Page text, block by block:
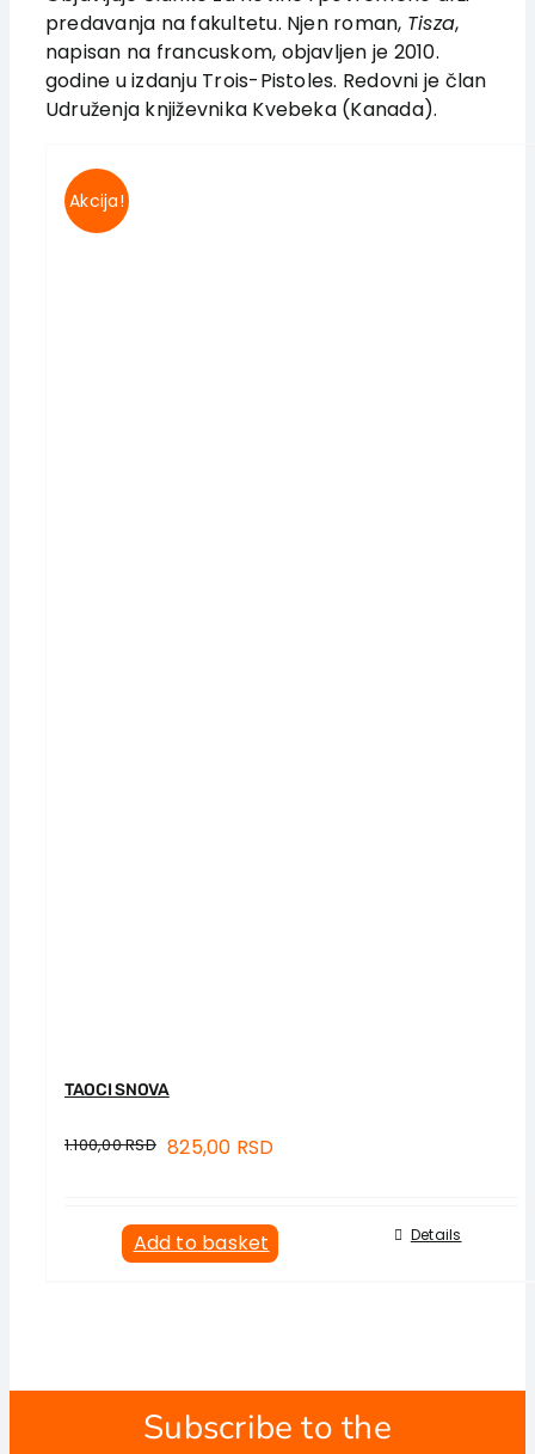
predavanja na fakultetu. Njen roman, Tisza,
napisan na francuskom, objavljen je 2010.
godine u izdanju Trois-Pistoles. Redovni je član
Udruženja književnika Kvebeka (Kanada).
Akcija!
TAOCI SNOVA
1.100,00RSD 825,00 RSD
Add to basket Details
Subscribe to the